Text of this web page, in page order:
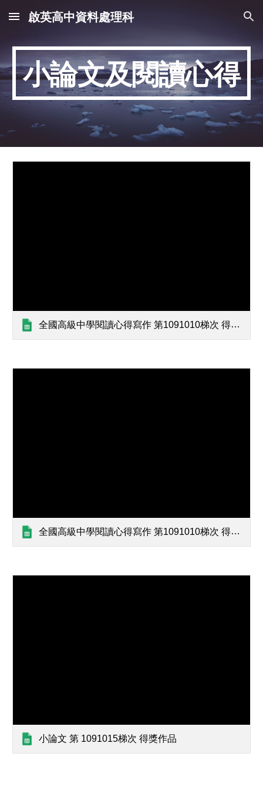
Skip to main content Skip to navigation
啟英高中資料處理科
小論文及閱讀心得
全國高級中學閱讀心得寫作 第1091010梯次 得獎作品
全國高級中學閱讀心得寫作 第1091010梯次 得獎作品
小論文 第 1091015梯次 得獎作品